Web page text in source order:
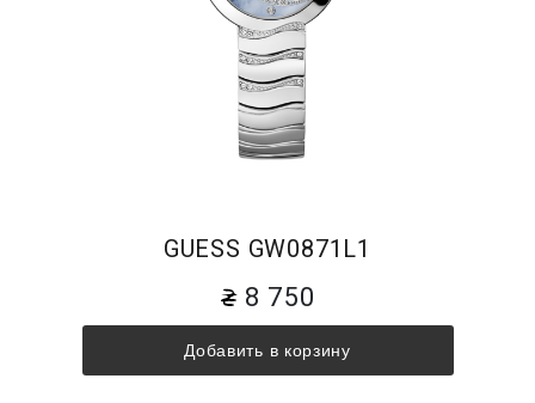
GUESS GW0871L1
8 750
Добавить в корзину